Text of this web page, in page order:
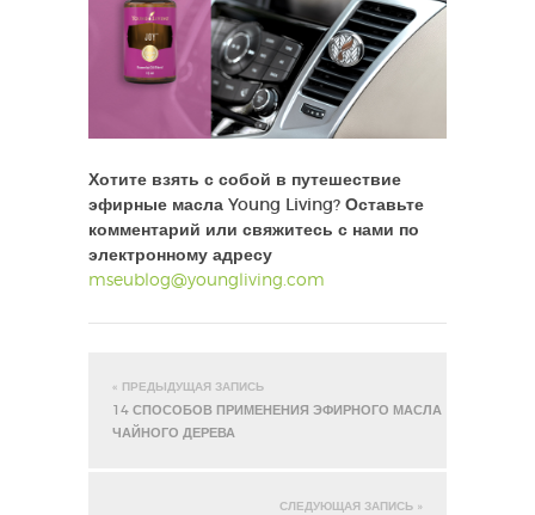
Хотите взять с собой в путешествие
эфирные масла Young Living? Оставьте
комментарий или свяжитесь с нами по
электронному адресу
mseublog@youngliving.com
« ПРЕДЫДУЩАЯ ЗАПИСЬ
14 СПОСОБОВ ПРИМЕНЕНИЯ ЭФИРНОГО МАСЛА
ЧАЙНОГО ДЕРЕВА
СЛЕДУЮЩАЯ ЗАПИСЬ »